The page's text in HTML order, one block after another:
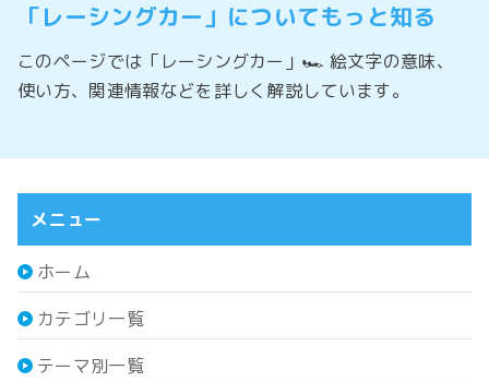
「レーシングカー」についてもっと知る
このページでは「レーシングカー」🏎️ 絵文字の意味、
使い方、関連情報などを詳しく解説しています。
メニュー
ホーム
カテゴリ一覧
テーマ別一覧